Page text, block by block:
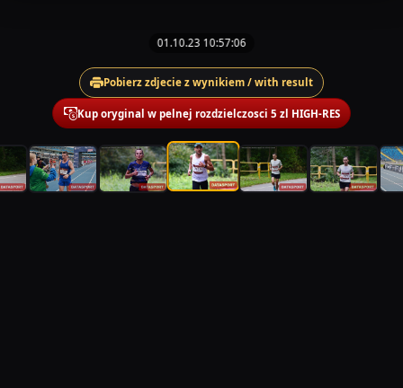
01.10.23 10:57:06
Pobierz zdjecie z wynikiem / with result
Kup oryginal w pelnej rozdzielczosci 5 zl HIGH-RES